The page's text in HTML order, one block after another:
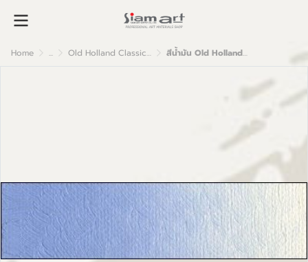
Home ... Old Holland Classic Oil Colour สีน้ำมัน Old Holland เกรดอาร์ตติส B259 Old Holland Blue Grey